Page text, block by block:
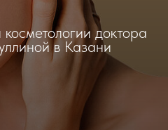
доктора
в Казани